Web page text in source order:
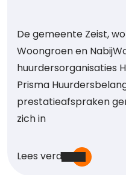
De gemeente Zeist,
Woongroen en
huurdersorganisaties
Prisma
prestatieafspraken
zich in
Lees verder